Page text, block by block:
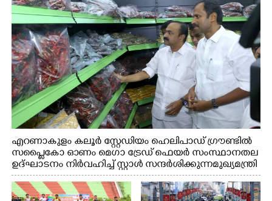
എറണാകുളം കലൂർ സ്റ്റേഡിയം ഹെലിപാഡ് ഗ്രൗണ്ടിൽ
സപ്ളൈകോ ഓണം മെഗാ ട്രേഡ് ഫെയർ സംസ്ഥാനതല
ഉദ്ഘാടനം നിർവഹിച്ച് സ്റ്റാൾ സന്ദർശിക്കുന്ന മുഖ്യമന്ത്രി
വി.ഡി. സതീശൻ. മന്ത്രി അനൂപ് ജേക്കബ് സമീപം